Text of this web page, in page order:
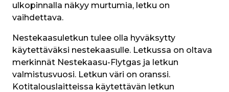
ulkopinnalla näkyy murtumia, letku on
vaihdettava.
Nestekaasuletkun tulee olla hyväksytty
käytettäväksi nestekaasulle. Letkussa on oltava
merkinnät Nestekaasu-Flytgas ja letkun
valmistusvuosi. Letkun väri on oranssi.
Kotitalouslaitteissa käytettävän letkun